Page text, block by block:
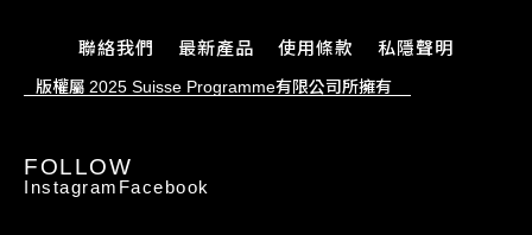
聯絡我們 最新產品 使用條款 私隱聲明
版權屬 2025 Suisse Programme有限公司所擁有
FOLLOW
Instagram Facebook